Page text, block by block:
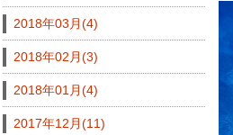
2018年03月(4)
2018年02月(3)
2018年01月(4)
2017年12月(11)